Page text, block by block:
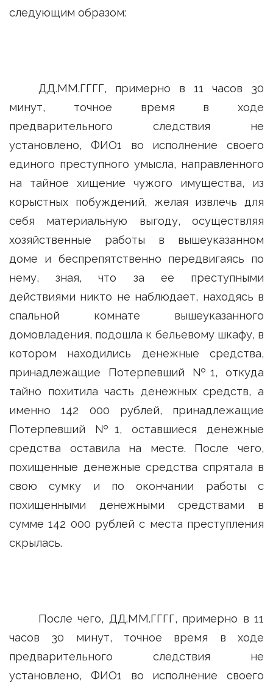
следующим образом:
ДД.ММ.ГГГГ, примерно в 11 часов 30
минут, точное время в ходе
предварительного следствия не
установлено, ФИО1 во исполнение своего
единого преступного умысла, направленного
на тайное хищение чужого имущества, из
корыстных побуждений, желая извлечь для
себя материальную выгоду, осуществляя
хозяйственные работы в вышеуказанном
доме и беспрепятственно передвигаясь по
нему, зная, что за ее преступными
действиями никто не наблюдает, находясь в
спальной комнате вышеуказанного
домовладения, подошла к бельевому шкафу, в
котором находились денежные средства,
принадлежащие Потерпевший №1, откуда
тайно похитила часть денежных средств, а
именно 142 000 рублей, принадлежащие
Потерпевший №1, оставшиеся денежные
средства оставила на месте. После чего,
похищенные денежные средства спрятала в
свою сумку и по окончании работы с
похищенными денежными средствами в
сумме 142 000 рублей с места преступления
скрылась.
После чего, ДД.ММ.ГГГГ, примерно в 11
часов 30 минут, точное время в ходе
предварительного следствия не
установлено, ФИО1 во исполнение своего